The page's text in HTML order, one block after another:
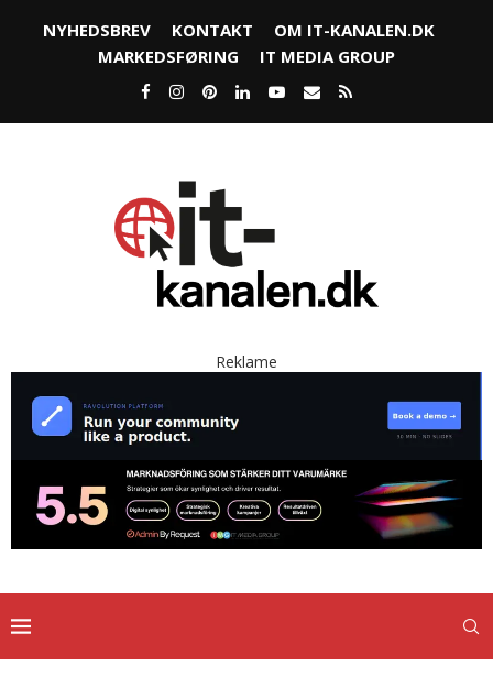
NYHEDSBREV KONTAKT
OM IT-KANALEN.DK
MARKEDSFØRING
IT MEDIA GROUP
Reklame